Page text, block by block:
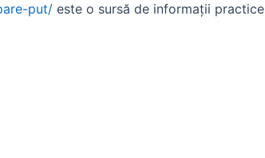
put/ este o sursă de informații practice